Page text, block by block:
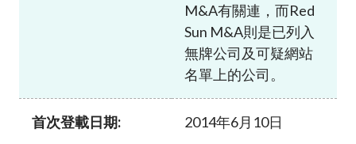
M&A有關連，而Red
Sun M&A則是已列入
無牌公司及可疑網站
名單上的公司。
首次登載日期: 2014年6月10日